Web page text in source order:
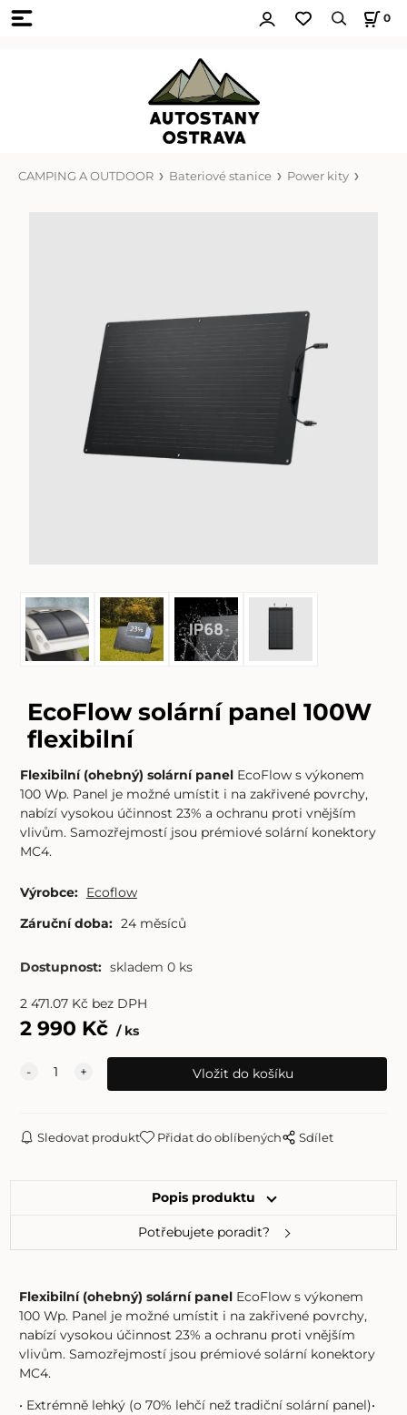
0
CAMPING A OUTDOOR Bateriové stanice Power kity
EcoFlow solární panel 100W
flexibilní
Flexibilní (ohebný) solární panelEcoFlow s výkonem
100 Wp. Panel je možné umístit i na zakřivené povrchy,
nabízí vysokou účinnost 23% a ochranu proti vnějším
vlivům. Samozřejmostí jsou prémiové solární konektory
MC4.
Výrobce: Ecoflow
Záruční doba: 24 měsíců
Dostupnost: skladem 0 ks
2 471.07Kč bez DPH
2 990 Kč ks
Sledovat produkt Přidat do oblíbených Sdílet
Popis produktu
Potřebujete poradit?
Flexibilní (ohebný) solární panel EcoFlow s výkonem
100 Wp. Panel je možné umístit i na zakřivené povrchy,
nabízí vysokou účinnost 23% a ochranu proti vnějším
vlivům. Samozřejmostí jsou prémiové solární konektory
MC4.
• Extrémně lehký (o 70% lehčí než tradiční solární panel)•